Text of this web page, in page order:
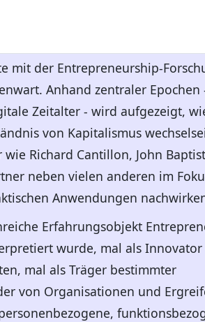
mit der Entrepreneurship-
Anhand zentraler Epochen
Zeitalter - wird aufgezeigt,
von Kapitalismus
Richard Cantillon, John
neben vielen anderen im
Anwendungen
Erfahrungsobjekt
wurde, mal als Innovator
mal als Träger bestimmter
von Organisationen und